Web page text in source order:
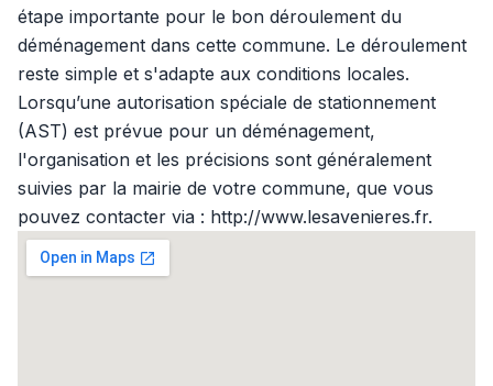
étape importante pour le bon déroulement du
déménagement dans cette commune. Le déroulement
reste simple et s'adapte aux conditions locales.
Lorsqu’une autorisation spéciale de stationnement
(AST) est prévue pour un déménagement,
l'organisation et les précisions sont généralement
suivies par la mairie de votre commune, que vous
pouvez contacter via : http://www.lesavenieres.fr.